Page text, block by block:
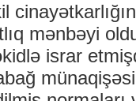
mənbəyi
israr